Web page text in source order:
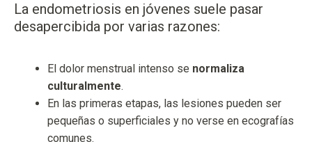
La endometriosis en jóvenes suele pasar
desapercibida por varias razones:
El dolor menstrual intenso se normaliza
culturalmente.
En las primeras etapas, las lesiones pueden ser
pequeñas o superficiales y no verse en ecografías
comunes.